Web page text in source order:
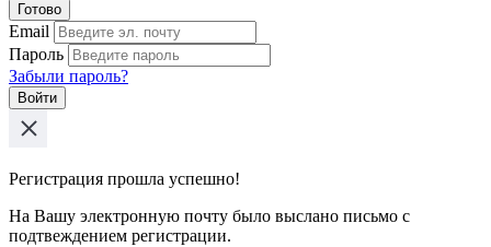
Готово
Email
Пароль
Забыли пароль?
Войти
Регистрация прошла успешно!
На Вашу электронную почту было выслано письмо с
подтвеждением регистрации.